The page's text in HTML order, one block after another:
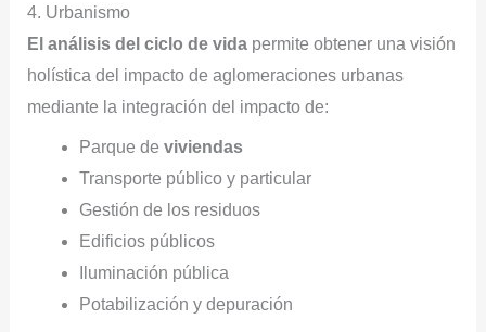
4. Urbanismo
El análisis del ciclo de vidapermite obtener una visión
holística del impacto de aglomeraciones urbanas
mediante la integración del impacto de:
Parque de viviendas
Transporte público y particular
Gestión de los residuos
Edificios públicos
Iluminación pública
Potabilización y depuración